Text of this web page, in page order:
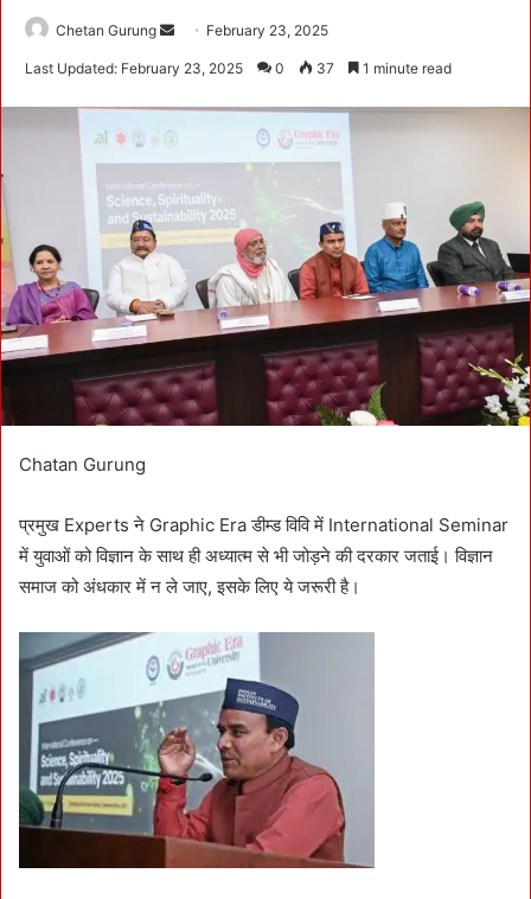
Chetan Gurung
d
e
m
a
l
February 23, 2025
Last Updated: February 23, 2025 0 37 1 minute read
Chatan Gurung
प्रमुख Experts ने Graphic Era डीम्ड विवि में International Seminar
में युवाओं को विज्ञान के साथ ही अध्यात्म से भी जोड़ने की दरकार जताई। विज्ञान
समाज को अंधकार में न ले जाए, इसके लिए ये जरूरी है।